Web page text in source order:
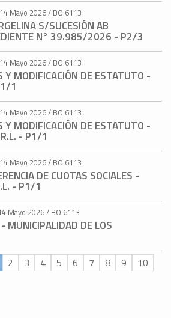
Mayo 2026 / BO 6113
S/SUCESIÓN AB
N° 39.985/2026 - P2/3
Mayo 2026 / BO 6113
Y MODIFICACIÓN DE ESTATUTO -
1
Mayo 2026 / BO 6113
Y MODIFICACIÓN DE ESTATUTO -
- P1/1
Mayo 2026 / BO 6113
DE CUOTAS SOCIALES -
- P1/1
Mayo 2026 / BO 6113
MUNICIPALIDAD DE LOS
2 3 4 5 6 7 8 9
10